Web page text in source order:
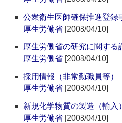
公衆衛生医師確保推進登録
厚生労働省 [2008/04/10]
厚生労働省の研究に関する
厚生労働省 [2008/04/10]
採用情報（非常勤職員等）
厚生労働省 [2008/04/10]
新規化学物質の製造（輸入
厚生労働省 [2008/04/10]